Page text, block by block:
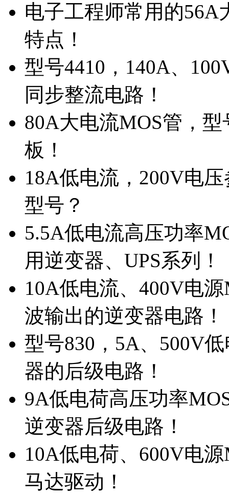
电子工程师常用的56A
特点！
型号4410，140A、
同步整流电路！
80A大电流MOS管，
板！
18A低电流，200V电
型号？
5.5A低电流高压功率
用逆变器、UPS系列！
10A低电流、400V电
波输出的逆变器电路！
型号830，5A、500V
器的后级电路！
9A低电荷高压功率
逆变器后级电路！
10A低电荷、600V电
马达驱动！